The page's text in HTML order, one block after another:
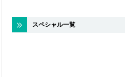
スペシャル一覧